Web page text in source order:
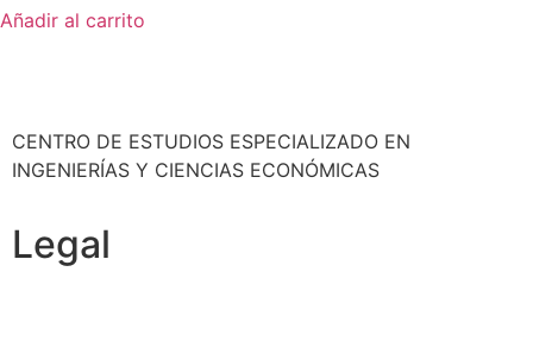
Añadir al carrito
CENTRO DE ESTUDIOS ESPECIALIZADO EN
INGENIERÍAS Y CIENCIAS ECONÓMICAS
Legal